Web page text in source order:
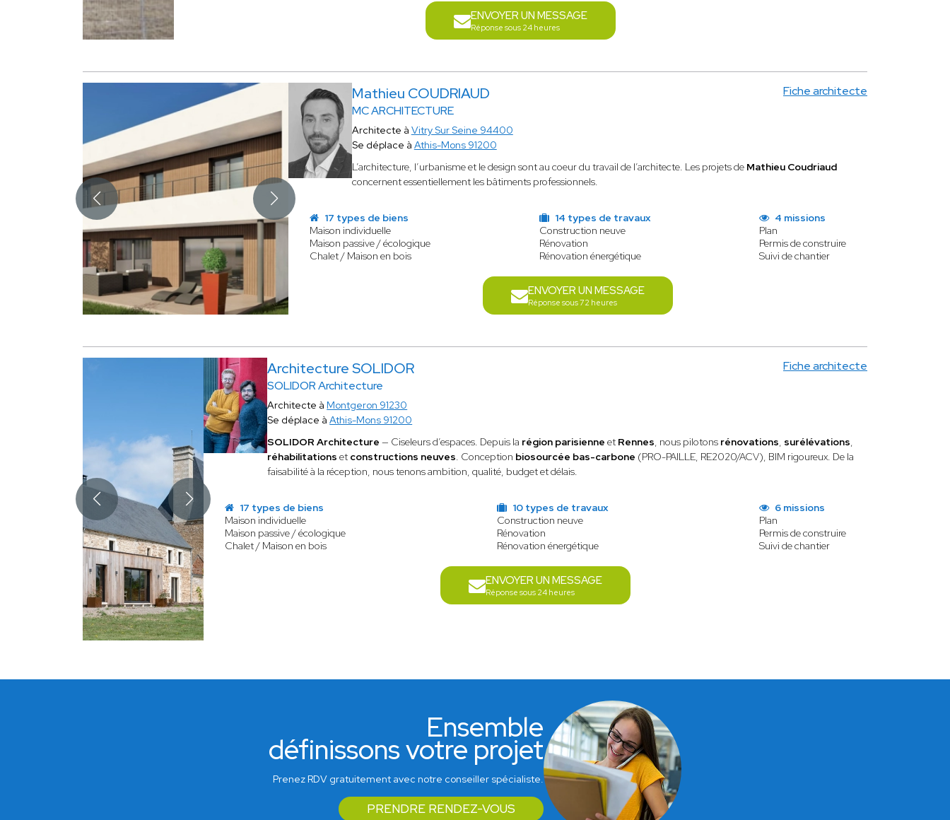
ENVOYER UN MESSAGE
Réponse sous 24 heures
Mathieu COUDRIAUD
MC ARCHITECTURE
Fiche architecte
Architecte à Vitry Sur Seine 94400
Se déplace à Athis-Mons 91200
L’architecture, l’urbanisme et le design sont au coeur du travail de l’architecte. Les projets deMathieu Coudriaud
concernent essentiellement les bâtiments professionnels.
17 types de biens
Maison individuelle
Maison passive / écologique
Chalet / Maison en bois
14 types de travaux
Construction neuve
Rénovation
Rénovation énergétique
4 missions
Plan
Permis de construire
Suivi de chantier
ENVOYER UN MESSAGE
Réponse sous 72 heures
Architecture SOLIDOR
SOLIDOR Architecture
Fiche architecte
Architecte à Montgeron 91230
Se déplace àAthis-Mons 91200
SOLIDOR Architecture — Ciseleurs d’espaces. Depuis la région parisienne et Rennes, nous pilotons rénovations, surélévations,
réhabilitations et constructions neuves. Conception biosourcée bas-carbone (PRO-PAILLE, RE2020/ACV), BIM rigoureux. De la
faisabilité à la réception, nous tenons ambition, qualité, budget et délais.
17 types de biens
Maison individuelle
Maison passive / écologique
Chalet / Maison en bois
10 types de travaux
Construction neuve
Rénovation
Rénovation énergétique
6 missions
Plan
Permis de construire
Suivi de chantier
ENVOYER UN MESSAGE
Réponse sous 24 heures
Ensemble
définissons votre projet
Prenez RDV gratuitement avec notre conseiller spécialiste.
PRENDRE RENDEZ-VOUS